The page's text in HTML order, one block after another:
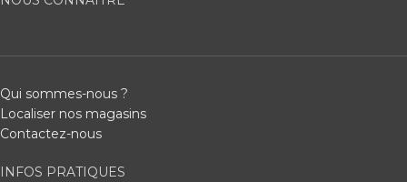
Qui sommes-nous ?
Localiser nos magasins
Contactez-nous
INFOS PRATIQUES